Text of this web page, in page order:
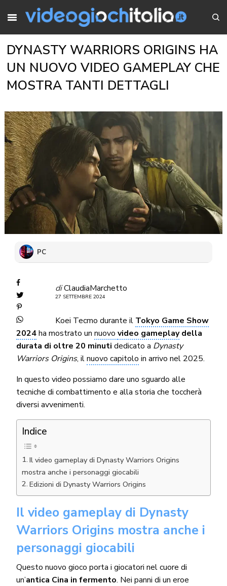
DYNASTY WARRIORS ORIGINS HA
UN NUOVO VIDEO GAMEPLAY CHE
MOSTRA TANTI DETTAGLI
PC
diClaudiaMarchetto
27 SETTEMBRE 2024
Koei Tecmo durante il Tokyo Game Show
2024ha mostrato unnuovovideo gameplaydella
durata di oltre 20 minuti dedicato a Dynasty
Warriors Origins, ilnuovo capitolo in arrivo nel 2025.
In questo video possiamo dare uno sguardo alle
tecniche di combattimento e alla storia che toccherà
diversi avvenimenti.
Indice
Il video gameplay di Dynasty Warriors Origins
mostra anche i personaggi giocabili
Edizioni di Dynasty Warriors Origins
Il video gameplay di Dynasty
Warriors Origins mostra anche i
personaggi giocabili
Questo nuovo gioco porta i giocatori nel cuore di
un’antica Cina in fermento. Nei panni di un eroe